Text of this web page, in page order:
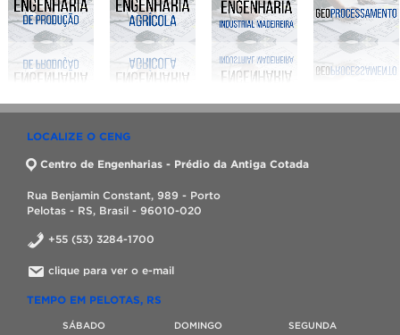
LOCALIZE O CENG
Centro de Engenharias - Prédio da Antiga Cotada
Rua Benjamin Constant, 989 - Porto
Pelotas - RS, Brasil - 96010-020
+55 (53) 3284-1700
clique para ver o e-mail
TEMPO EM PELOTAS, RS
SÁBADO DOMINGO SEGUNDA